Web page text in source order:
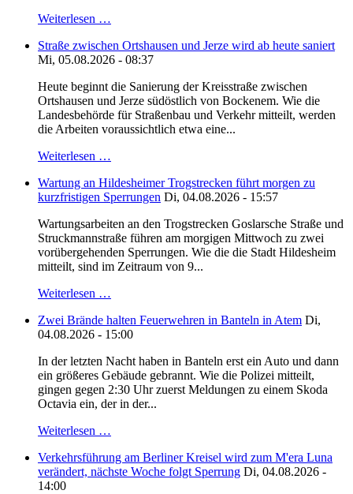
Weiterlesen …
Straße zwischen Ortshausen und Jerze wird ab heute saniert
Mi, 05.08.2026 - 08:37
Heute beginnt die Sanierung der Kreisstraße zwischen
Ortshausen und Jerze südöstlich von Bockenem. Wie die
Landesbehörde für Straßenbau und Verkehr mitteilt, werden
die Arbeiten voraussichtlich etwa eine...
Weiterlesen …
Wartung an Hildesheimer Trogstrecken führt morgen zu
kurzfristigen Sperrungen Di, 04.08.2026 - 15:57
Wartungsarbeiten an den Trogstrecken Goslarsche Straße und
Struckmannstraße führen am morgigen Mittwoch zu zwei
vorübergehenden Sperrungen. Wie die die Stadt Hildesheim
mitteilt, sind im Zeitraum von 9...
Weiterlesen …
Zwei Brände halten Feuerwehren in Banteln in Atem Di,
04.08.2026 - 15:00
In der letzten Nacht haben in Banteln erst ein Auto und dann
ein größeres Gebäude gebrannt. Wie die Polizei mitteilt,
gingen gegen 2:30 Uhr zuerst Meldungen zu einem Skoda
Octavia ein, der in der...
Weiterlesen …
Verkehrsführung am Berliner Kreisel wird zum M'era Luna
verändert, nächste Woche folgt Sperrung Di, 04.08.2026 -
14:00